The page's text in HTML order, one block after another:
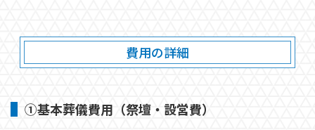
費用の詳細
①基本葬儀費用（祭壇・設営費）